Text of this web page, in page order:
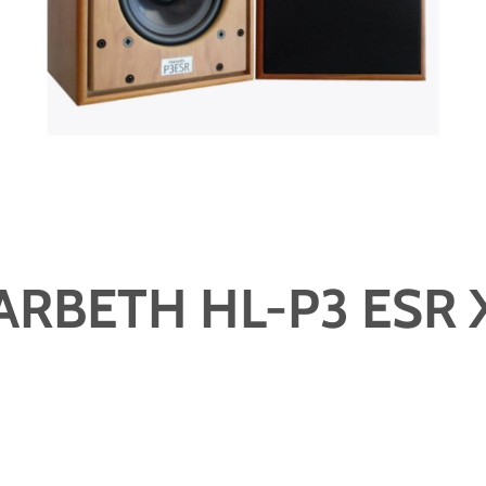
HL-P3 ESR